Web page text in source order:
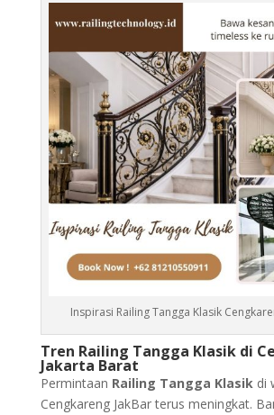
Inspirasi Railing Tangga Klasik
Tren Railing Tangga Klasik di
Jakarta Barat
Permintaan Railing Tangga Klasikdi
Cengkareng JakBar terus meningkat.